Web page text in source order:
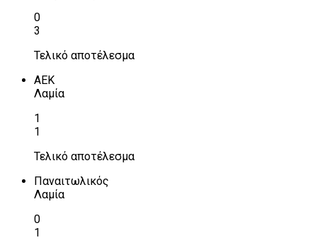
0
3
Τελικό αποτέλεσμα
ΑΕΚ
Λαμία
1
1
Τελικό αποτέλεσμα
Παναιτωλικός
Λαμία
0
1